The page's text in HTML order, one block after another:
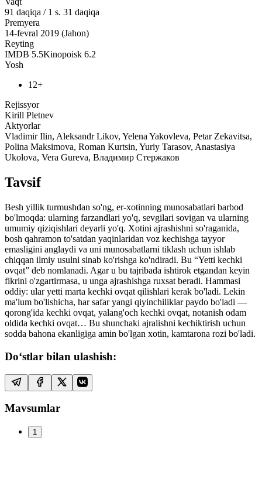
91 daqiqa / 1 s. 31 daqiqa
Premyera
14-fevral 2019 (Jahon)
Reyting
IMDB 5.5Kinopoisk 6.2
Yosh
12+
Rejissyor
Kirill Pletnev
Aktyorlar
Vladimir Ilin, Aleksandr Likov, Yelena Yakovleva, Petar Zekavitsa,
Polina Maksimova, Roman Kurtsin, Yuriy Tarasov, Anastasiya
Ukolova, Vera Gureva, Владимир Стержаков
Tavsif
Besh yillik turmushdan so'ng, er-xotinning munosabatlari barbod
bo'lmoqda: ularning farzandlari yo'q, sevgilari sovigan va ularning
umumiy qiziqishlari deyarli yo'q. Xotini ajrashishni so'raganida,
bosh qahramon to'satdan yaqinlaridan voz kechishga tayyor
emasligini anglaydi va uni munosabatlarni tiklash uchun ishlab
chiqqan ilmiy usulni sinab ko'rishga ko'ndiradi. Bu “Yetti kechki
ovqat” deb nomlanadi. Agar u bu tajribada ishtirok etgandan keyin
fikrini o'zgartirmasa, u unga ajrashishga ruxsat beradi. Hammasi
oddiy: ular yetti marta kechki ovqat qilishlari kerak bo'ladi. Lekin
ma'lum bo'lishicha, har safar yangi qiyinchiliklar paydo bo'ladi —
qorong'ida kechki ovqat, yalang'och kechki ovqat, notanish odam
oldida kechki ovqat… Bu shunchaki ajralishni kechiktirish uchun
sodda bahona ekanligiga amin bo'lgan xotin, kamtarona rozi bo'ladi.
Do‘stlar bilan ulashish:
Mavsumlar
1